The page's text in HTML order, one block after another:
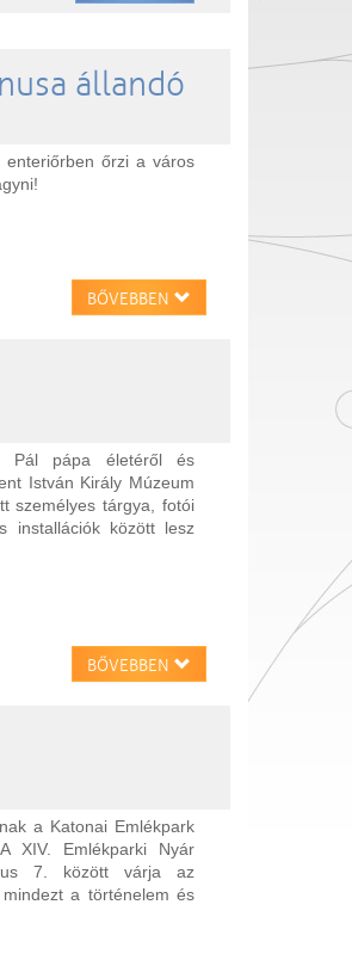
állandó
enteriőrben őrzi a város
BŐVEBBEN
Pál pápa életéről és
István Király Múzeum
személyes tárgya, fotói
installációk között lesz
BŐVEBBEN
a Katonai Emlékpark
XIV. Emlékparki Nyár
7. között várja az
a történelem és